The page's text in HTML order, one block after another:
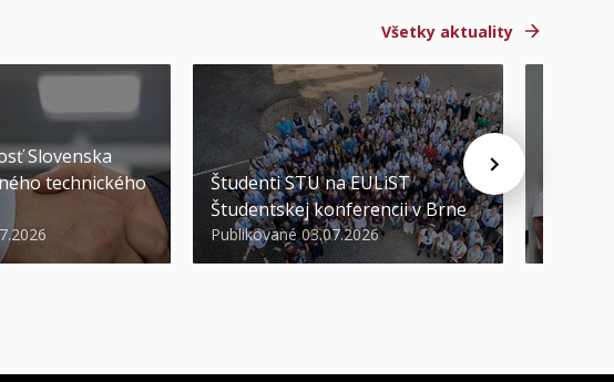
Všetky aktuality
Slovenska
technického
Študenti STU na EULiST
Študentskej konferencii v Brne
Publikované 03.07.2026